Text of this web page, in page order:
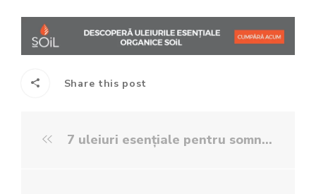
Share this post
7 uleiuri esențiale pentru somn ușor și relaxare